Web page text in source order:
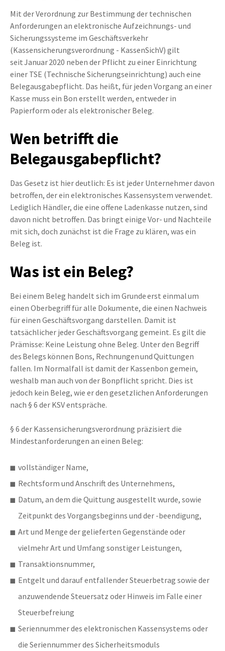
Mit der Verordnung zur Bestimmung der technischen
Anforderungen an elektronische Aufzeichnungs- und
Sicherungssysteme im Geschäftsverkehr
(Kassensicherungsverordnung - KassenSichV) gilt
seit Januar 2020 neben der Pflicht zu einer Einrichtung
einer TSE (Technische Sicherungseinrichtung) auch eine
Belegausgabepflicht. Das heißt, für jeden Vorgang an einer
Kasse muss ein Bon erstellt werden, entweder in
Papierform oder als elektronischer Beleg.
Wen betrifft die
Belegausgabepflicht?
Das Gesetz ist hier deutlich: Es ist jeder Unternehmer davon
betroffen, der ein elektronisches Kassensystem verwendet.
Lediglich Händler, die eine offene Ladenkasse nutzen, sind
davon nicht betroffen. Das bringt einige Vor- und Nachteile
mit sich, doch zunächst ist die Frage zu klären, was ein
Beleg ist.
Was ist ein Beleg?
Bei einem Beleg handelt sich im Grunde erst einmal um
einen Oberbegriff für alle Dokumente, die einen Nachweis
für einen Geschäftsvorgang darstellen. Damit ist
tatsächlicher jeder Geschäftsvorgang gemeint. Es gilt die
Prämisse: Keine Leistung ohne Beleg. Unter den Begriff
des Belegs können Bons, Rechnungen und Quittungen
fallen. Im Normalfall ist damit der Kassenbon gemein,
weshalb man auch von der Bonpflicht spricht. Dies ist
jedoch kein Beleg, wie er den gesetzlichen Anforderungen
nach § 6 der KSV entspräche.
§ 6 der Kassensicherungsverordnung präzisiert die
Mindestanforderungen an einen Beleg:
vollständiger Name,
Rechtsform und Anschrift des Unternehmens,
Datum, an dem die Quittung ausgestellt wurde, sowie
Zeitpunkt des Vorgangsbeginns und der -beendigung,
Art und Menge der gelieferten Gegenstände oder
vielmehr Art und Umfang sonstiger Leistungen,
Transaktionsnummer,
Entgelt und darauf entfallender Steuerbetrag sowie der
anzuwendende Steuersatz oder Hinweis im Falle einer
Steuerbefreiung
Seriennummer des elektronischen Kassensystems oder
die Seriennummer des Sicherheitsmoduls